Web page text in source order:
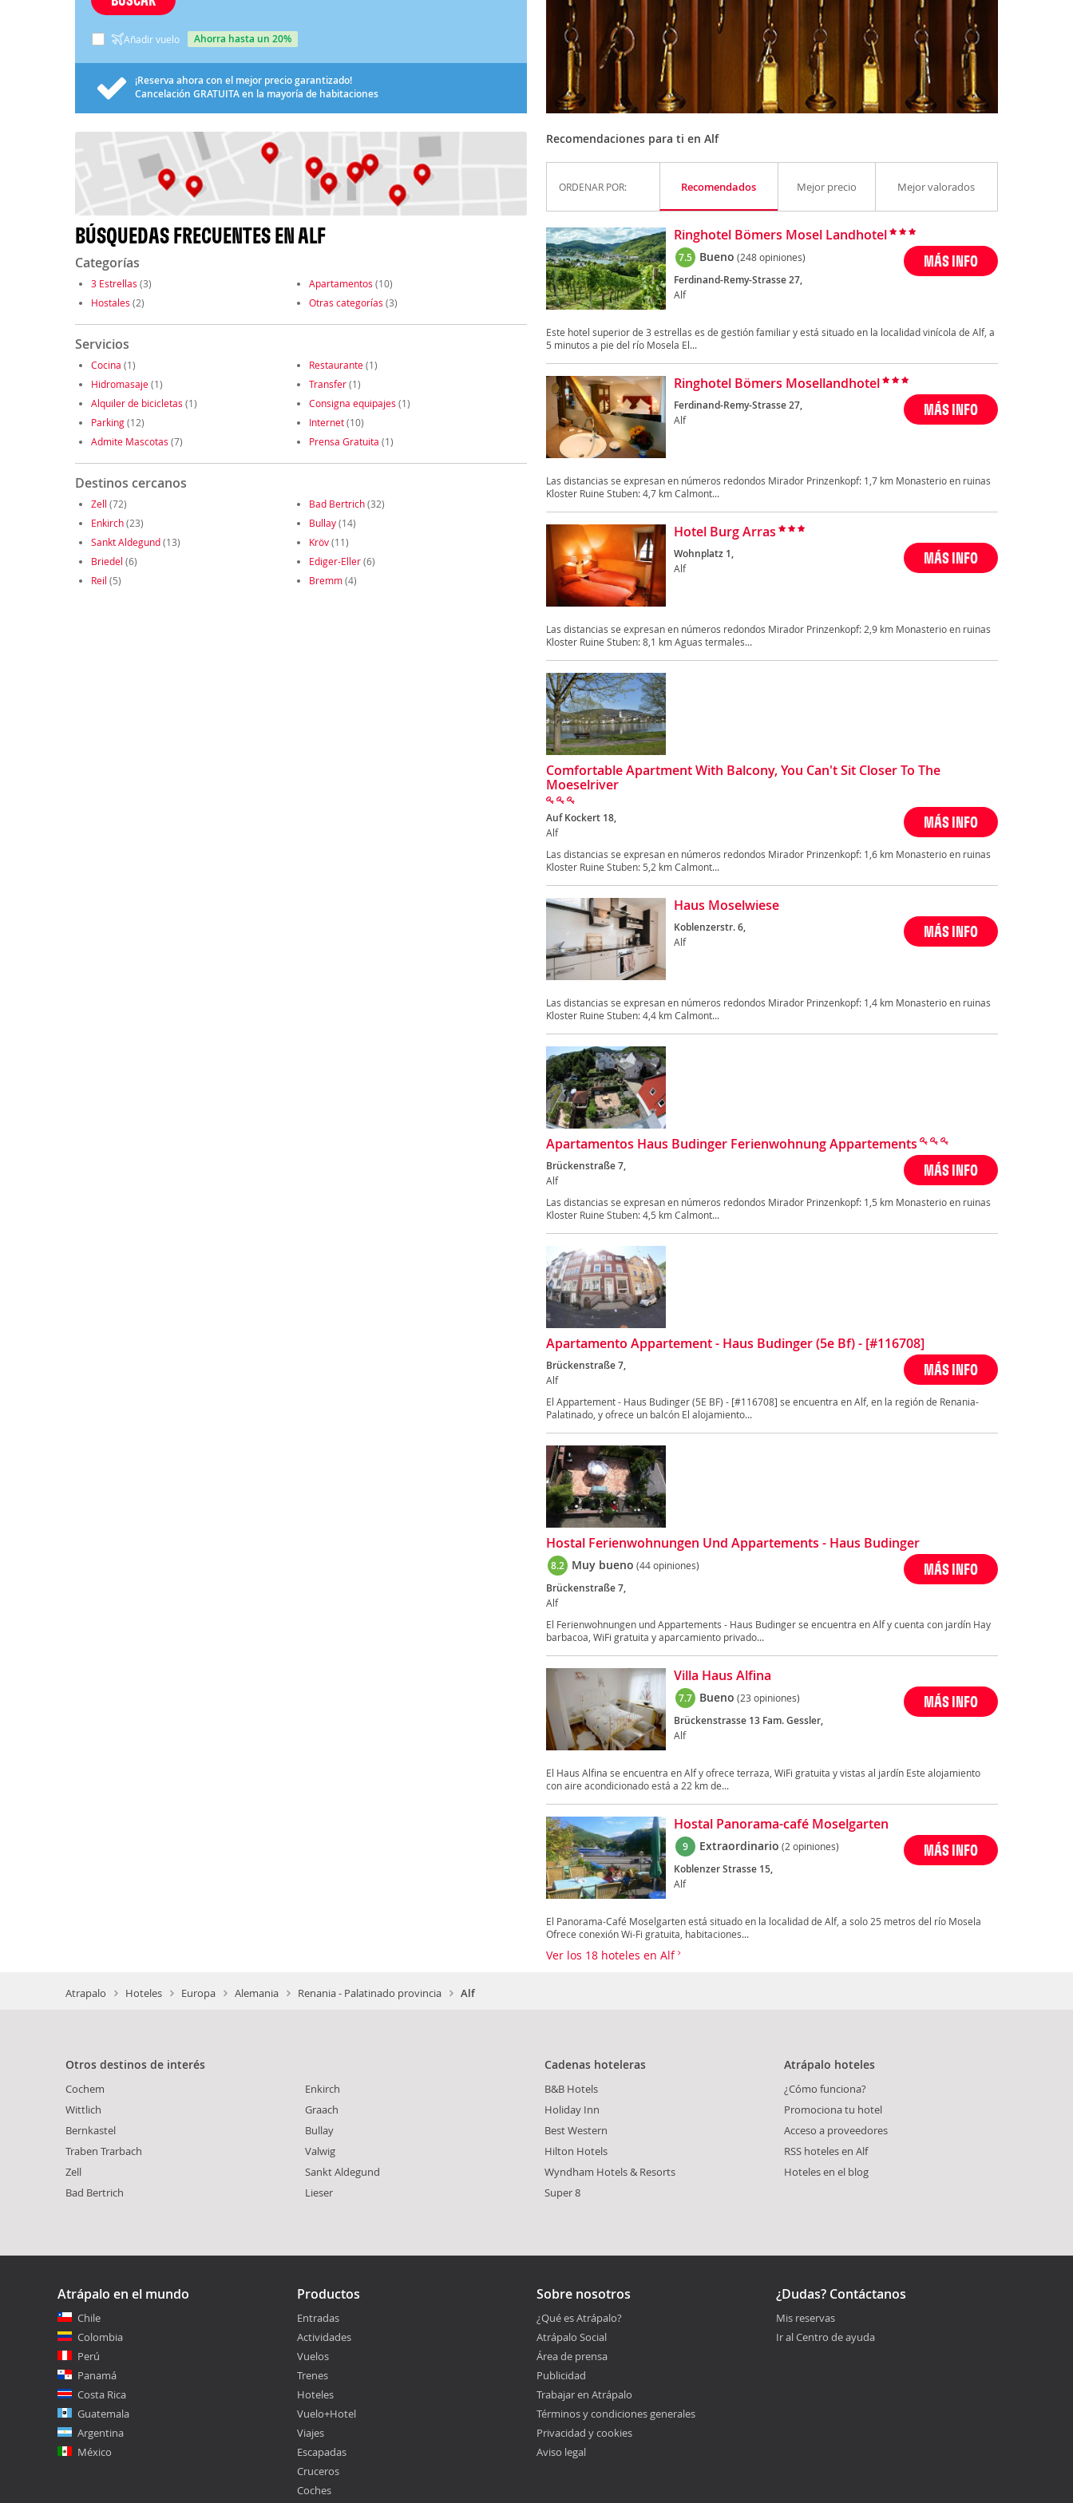
Añadir vuelo ahorra hasta un 20%
¡Reserva ahora con el mejor precio garantizado!
Cancelación GRATUITAen la mayoría de habitaciones
BÚSQUEDAS FRECUENTES EN ALF
Categorías
3 Estrellas (3) Apartamentos (10)
Hostales (2) Otras categorías (3)
Servicios
Cocina (1) Restaurante(1)
Hidromasaje(1) Transfer(1)
Alquiler de bicicletas (1) Consigna equipajes (1)
Parking(12) Internet(10)
Admite Mascotas (7) Prensa Gratuita (1)
Destinos cercanos
Zell (72) Bad Bertrich(32)
Enkirch(23) Bullay(14)
Sankt Aldegund(13) Kröv(11)
Briedel (6) Ediger-Eller(6)
Reil (5) Bremm(4)
Recomendaciones para ti en Alf
ORDENAR POR: Recomendados Mejor precio Mejor valorados
Ringhotel Bömers Mosel Landhotel
7.5 Bueno (248 opiniones)
Ferdinand-Remy-Strasse 27,
Alf
MÁS INFO
Este hotel superior de 3 estrellas es de gestión familiar y está situado en la localidad vinícola de Alf, a
5 minutos a pie del río Mosela El...
Ringhotel Bömers Mosellandhotel
Ferdinand-Remy-Strasse 27,
Alf
MÁS INFO
Las distancias se expresan en números redondos Mirador Prinzenkopf: 1,7 km Monasterio en ruinas
Kloster Ruine Stuben: 4,7 km Calmont...
Hotel Burg Arras
Wohnplatz 1,
Alf
MÁS INFO
Las distancias se expresan en números redondos Mirador Prinzenkopf: 2,9 km Monasterio en ruinas
Kloster Ruine Stuben: 8,1 km Aguas termales...
Comfortable Apartment With Balcony, You Can't Sit Closer To The
Moeselriver
Auf Kockert 18,
Alf
MÁS INFO
Las distancias se expresan en números redondos Mirador Prinzenkopf: 1,6 km Monasterio en ruinas
Kloster Ruine Stuben: 5,2 km Calmont...
Haus Moselwiese
Koblenzerstr. 6,
Alf
MÁS INFO
Las distancias se expresan en números redondos Mirador Prinzenkopf: 1,4 km Monasterio en ruinas
Kloster Ruine Stuben: 4,4 km Calmont...
Apartamentos Haus Budinger Ferienwohnung Appartements
Brückenstraße 7,
Alf
MÁS INFO
Las distancias se expresan en números redondos Mirador Prinzenkopf: 1,5 km Monasterio en ruinas
Kloster Ruine Stuben: 4,5 km Calmont...
Apartamento Appartement - Haus Budinger (5e Bf) - [#116708]
Brückenstraße 7,
Alf
MÁS INFO
El Appartement - Haus Budinger (5E BF) - [#116708] se encuentra en Alf, en la región de Renania-
Palatinado, y ofrece un balcón El alojamiento...
Hostal Ferienwohnungen Und Appartements - Haus Budinger
8.2 Muy bueno (44 opiniones)
Brückenstraße 7,
Alf
MÁS INFO
El Ferienwohnungen und Appartements - Haus Budinger se encuentra en Alf y cuenta con jardín Hay
barbacoa, WiFi gratuita y aparcamiento privado...
Villa Haus Alfina
7.7 Bueno (23 opiniones)
Brückenstrasse 13 Fam. Gessler,
Alf
MÁS INFO
El Haus Alfina se encuentra en Alf y ofrece terraza, WiFi gratuita y vistas al jardín Este alojamiento
con aire acondicionado está a 22 km de...
Hostal Panorama-café Moselgarten
9 Extraordinario (2 opiniones)
Koblenzer Strasse 15,
Alf
MÁS INFO
El Panorama-Café Moselgarten está situado en la localidad de Alf, a solo 25 metros del río Mosela
Ofrece conexión Wi-Fi gratuita, habitaciones...
Ver los 18 hoteles en Alf
Atrapalo Hoteles Europa Alemania Renania - Palatinado provincia Alf
Otros destinos de interés
Cochem
Wittlich
Bernkastel
Traben Trarbach
Zell
Bad Bertrich
Enkirch
Graach
Bullay
Valwig
Sankt Aldegund
Lieser
Cadenas hoteleras
B&B Hotels
Holiday Inn
Best Western
Hilton Hotels
Wyndham Hotels & Resorts
Super 8
Atrápalo hoteles
¿Cómo funciona?
Promociona tu hotel
Acceso a proveedores
RSS hoteles en Alf
Hoteles en el blog
Atrápalo en el mundo
Chile
Colombia
Perú
Panamá
Costa Rica
Guatemala
Argentina
México
Productos
Entradas
Actividades
Vuelos
Trenes
Hoteles
Vuelo+Hotel
Viajes
Escapadas
Cruceros
Coches
Sobre nosotros
¿Qué es Atrápalo?
Atrápalo Social
Área de prensa
Publicidad
Trabajar en Atrápalo
Términos y condiciones generales
Privacidad y cookies
Aviso legal
¿Dudas? Contáctanos
Mis reservas
Ir al Centro de ayuda